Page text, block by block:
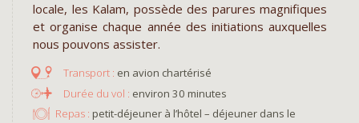
locale, les Kalam, possède des parures magnifiques
et organise chaque année des initiations auxquelles
nous pouvons assister.
en avion chartérisé
environ 30 minutes
Repas : petit-déjeuner à l’hôtel – déjeuner dans le